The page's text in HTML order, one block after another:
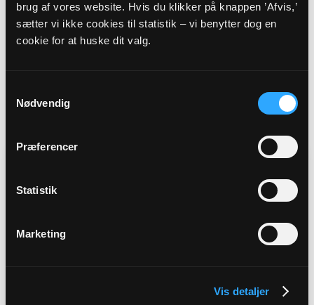
brug af vores website. Hvis du klikker på knappen ’Afvis,’
sætter vi ikke cookies til statistik – vi benytter dog en
cookie for at huske dit valg.
Nødvendig
Præferencer
Statistik
Marketing
Vis detaljer
Oversigt over folkekirkens samlede økonomi er klar
Videresend
Vis side som PDF